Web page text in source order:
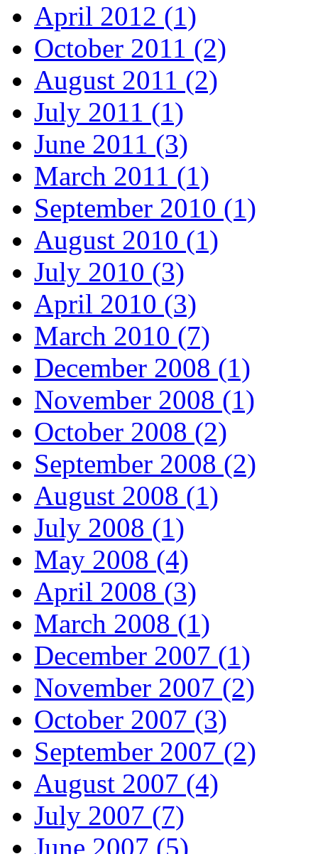
April 2012 (1)
October 2011 (2)
August 2011 (2)
July 2011 (1)
June 2011 (3)
March 2011 (1)
September 2010 (1)
August 2010 (1)
July 2010 (3)
April 2010 (3)
March 2010 (7)
December 2008 (1)
November 2008 (1)
October 2008 (2)
September 2008 (2)
August 2008 (1)
July 2008 (1)
May 2008 (4)
April 2008 (3)
March 2008 (1)
December 2007 (1)
November 2007 (2)
October 2007 (3)
September 2007 (2)
August 2007 (4)
July 2007 (7)
June 2007 (5)